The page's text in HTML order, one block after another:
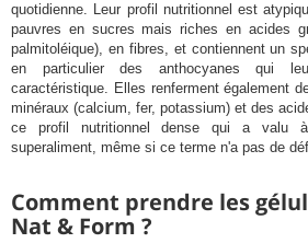
quotidienne. Leur profil nutritionnel est
pauvres en sucres mais riches en acides
palmitoléique), en fibres, et contiennent un
en particulier des anthocyanes qui
caractéristique. Elles renferment également
minéraux (calcium, fer, potassium) et des
ce profil nutritionnel dense qui a valu
superaliment, même si ce terme n'a pas de
Comment prendre les
Nat & Form ?